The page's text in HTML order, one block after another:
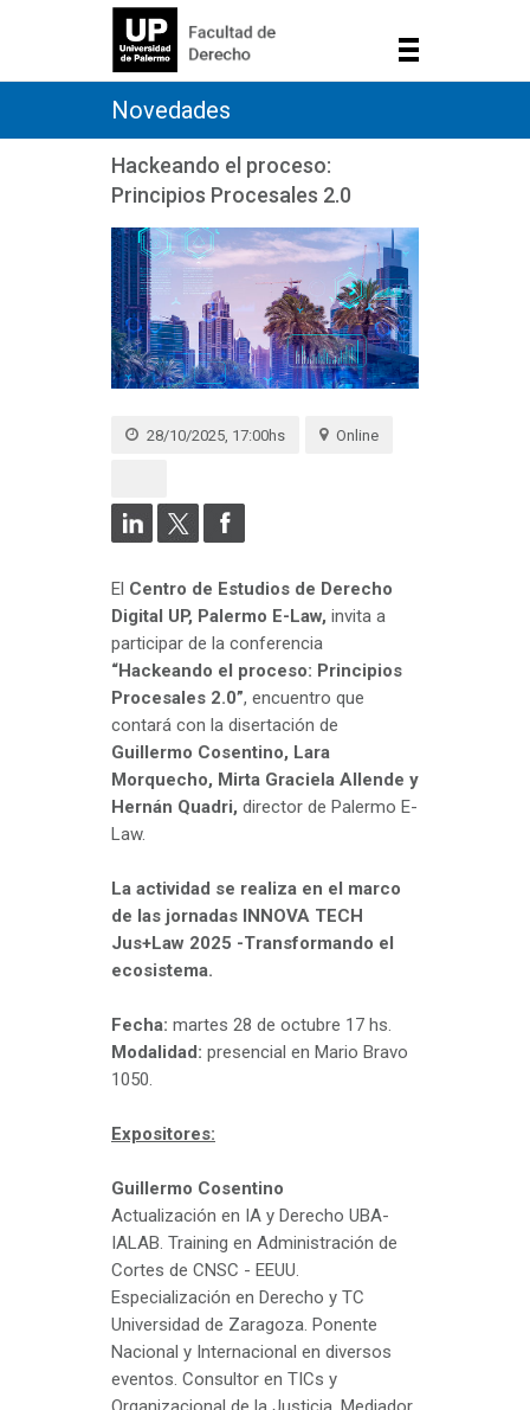
Novedades
Hackeando el proceso:
Principios Procesales 2.0
28/10/2025, 17:00hs Online
El Centro de Estudios de Derecho
Digital UP, Palermo E-Law, invita a
participar de la conferencia
“Hackeando el proceso: Principios
Procesales 2.0”, encuentro que
contará con la disertación de
Guillermo Cosentino, Lara
Morquecho, Mirta Graciela Allende y
Hernán Quadri, director de Palermo E-
Law.
La actividad se realiza en el marco
de las jornadas INNOVA TECH
Jus+Law 2025 -Transformando el
ecosistema.
Fecha: martes 28 de octubre 17 hs.
Modalidad: presencial en Mario Bravo
1050.
Expositores:
Guillermo Cosentino
Actualización en IA y Derecho UBA-
IALAB. Training en Administración de
Cortes de CNSC - EEUU.
Especialización en Derecho y TC
Universidad de Zaragoza. Ponente
Nacional y Internacional en diversos
eventos. Consultor en TICs y